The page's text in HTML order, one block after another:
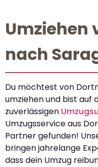
Umziehen
nach
Du möchtest von
umziehen und bist auf
zuverlässigen
Umzugsservice aus
Partner gefunden!
bringen jahrelange
dass dein Umzug